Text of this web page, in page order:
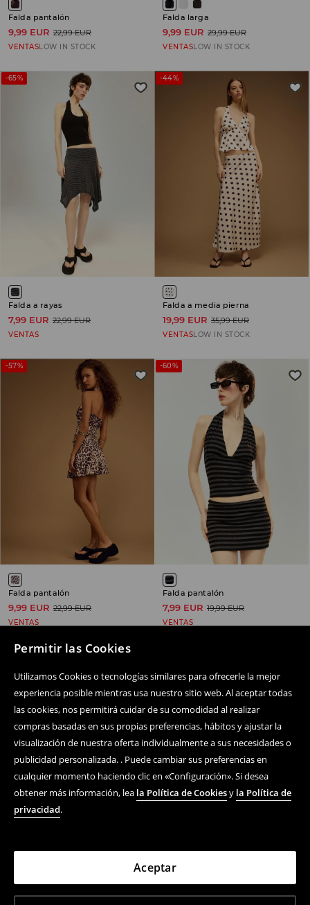
Permitir las Cookies
Utilizamos Cookies o tecnologías similares para ofrecerle la mejor
experiencia posible mientras usa nuestro sitio web. Al aceptar todas
las cookies, nos permitirá cuidar de su comodidad al realizar
compras basadas en sus propias preferencias, hábitos y ajustar la
visualización de nuestra oferta individualmente a sus necesidades o
publicidad personalizada. . Puede cambiar sus preferencias en
cualquier momento haciendo clic en «Configuración». Si desea
obtener más información, lea la Política de Cookiesy la Política de
privacidad.
Aceptar
Falda pantalón
9,99 EUR 22,99 EUR
VENTASLOW IN STOCK
Falda larga
9,99 EUR 29,99 EUR
VENTASLOW IN STOCK
-65%
Falda a rayas
7,99 EUR 22,99 EUR
VENTAS
-44%
Falda a media pierna
19,99 EUR 35,99 EUR
VENTASLOW IN STOCK
-57%
Falda pantalón
9,99 EUR 22,99 EUR
VENTAS
-60%
Falda pantalón
7,99 EUR 19,99 EUR
VENTAS
Siguenos
Centro de ayuda
Compra En Línea
Términos y condiciones